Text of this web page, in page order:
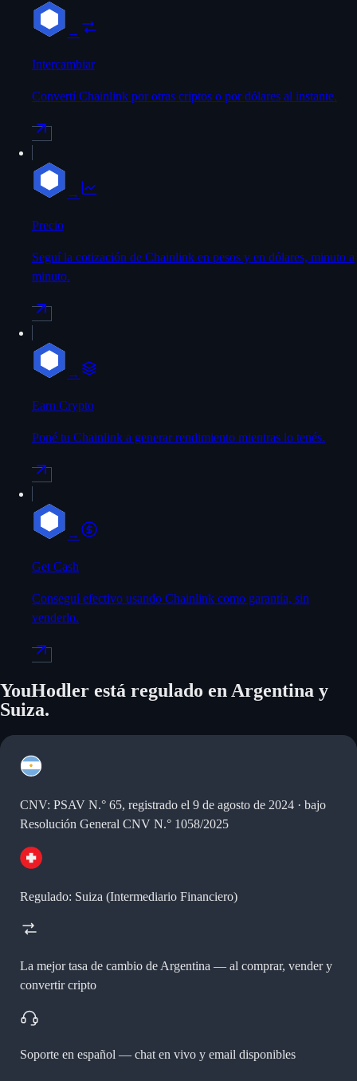
→
Intercambiar
Convertí Chainlink por otras criptos o por dólares al instante.
→
Precio
Seguí la cotización de Chainlink en pesos y en dólares, minuto a
minuto.
→
Earn Crypto
Poné tu Chainlink a generar rendimiento mientras lo tenés.
→
Get Cash
Conseguí efectivo usando Chainlink como garantía, sin
venderlo.
YouHodler está regulado en Argentina y
Suiza.
CNV: PSAV N.° 65, registrado el 9 de agosto de 2024 · bajo
Resolución General CNV N.° 1058/2025
Regulado: Suiza (Intermediario Financiero)
La mejor tasa de cambio de Argentina — al comprar, vender y
convertir cripto
Soporte en español — chat en vivo y email disponibles